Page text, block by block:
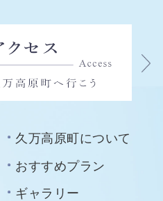
久万高原町について
おすすめプラン
ギャラリー